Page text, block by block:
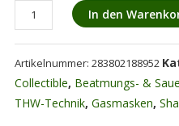
THW
ABC-
Maske
M64
Gasmaske
mit
In den
Artikelnummer: 283802188952
Collectible, Beatmungs- &
THW-Technik, Gasmasken,